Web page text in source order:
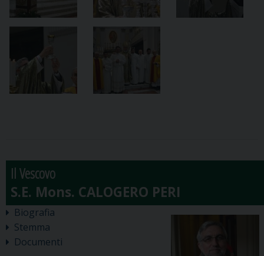
Il Vescovo
Biografia
Stemma
Documenti